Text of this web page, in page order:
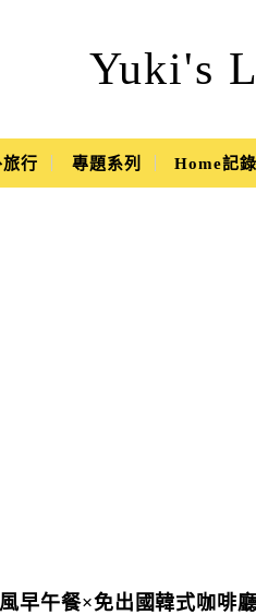
Yuki's
旅行 專題系列 Home記錄
早午餐×免出國韓式咖啡